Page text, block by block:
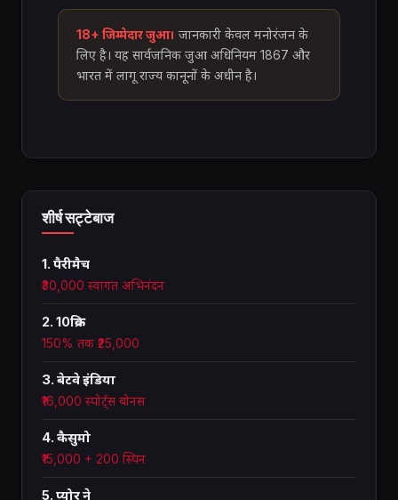
18+ जिम्मेदार जुआ। जानकारी केवल मनोरंजन के
लिए है। यह सार्वजनिक जुआ अधिनियम 1867 और
भारत में लागू राज्य कानूनों के अधीन है।
शीर्ष सट्टेबाज
1. पैरीमैच
₹30,000 स्वागत अभिनंदन
2. 10क्रिक
150% तक ₹25,000
3. बेटवे इंडिया
₹16,000 स्पोर्ट्स बोनस
4. कैसुमो
₹15,000 + 200 स्पिन
5. प्योर ने